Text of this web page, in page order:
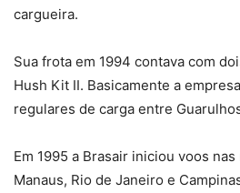
cargueira.
Sua frota em 1994 contava com
Hush Kit II. Basicamente a
regulares de carga entre
Em 1995 a Brasair iniciou voos
Manaus, Rio de Janeiro e